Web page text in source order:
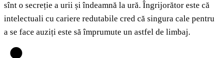
sînt o secreție a urii și îndeamnă la ură. Îngrijorător este că
intelectuali cu cariere redutabile cred că singura cale pentru
a se face auziți este să împrumute un astfel de limbaj.